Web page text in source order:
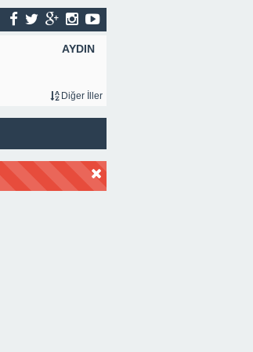
AYDIN
Diğer İller